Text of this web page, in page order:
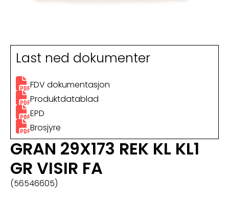
Last ned dokumenter
FDV dokumentasjon
Produktdatablad
EPD
Brosjyre
GRAN 29X173 REK KL KL1
GR VISIR FA
(56546605)